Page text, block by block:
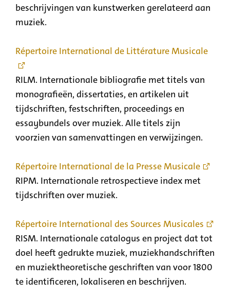
beschrijvingen van kunstwerken gerelateerd aan
muziek.
Répertoire International de Littérature Musicale
RILM. Internationale bibliografie met titels van
monografieën, dissertaties, en artikelen uit
tijdschriften, festschriften, proceedings en
essaybundels over muziek. Alle titels zijn
voorzien van samenvattingen en verwijzingen.
Répertoire International de la Presse Musicale
RIPM. Internationale retrospectieve index met
tijdschriften over muziek.
Répertoire International des Sources Musicales
RISM. Internationale catalogus en project dat tot
doel heeft gedrukte muziek, muziekhandschriften
en muziektheoretische geschriften van voor 1800
te identificeren, lokaliseren en beschrijven.